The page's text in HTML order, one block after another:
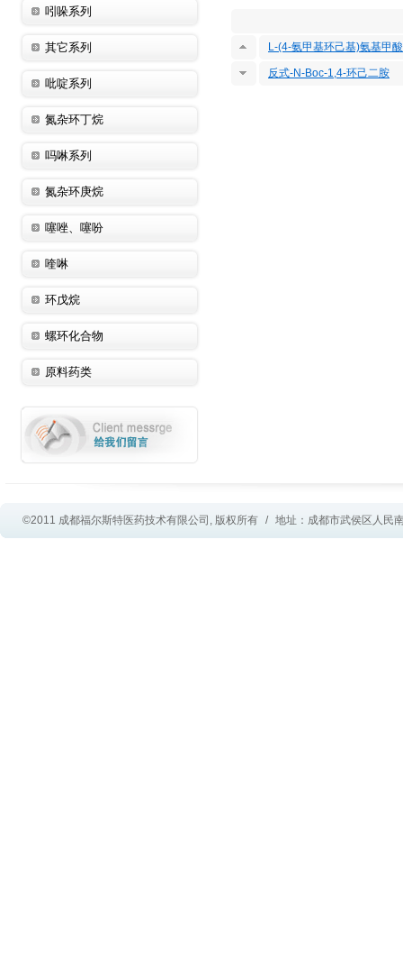
吲哚系列
其它系列
吡啶系列
氮杂环丁烷
吗啉系列
氮杂环庚烷
噻唑、噻吩
喹啉
环戊烷
螺环化合物
原料药类
L-(4-氨甲基环己基)氨基甲
反式-N-Boc-1,4-环己二胺
©2011 成都福尔斯特医药技术有限公司, 版权所有 / 地址：成都市武侯区人民